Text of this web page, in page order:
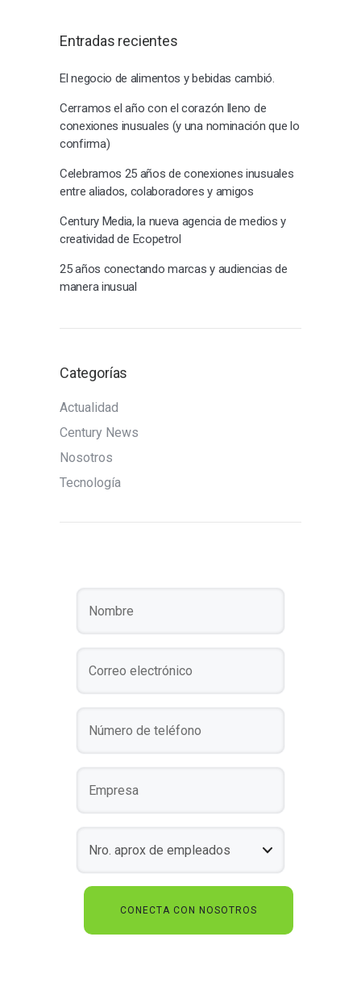
Entradas recientes
El negocio de alimentos y bebidas cambió.
Cerramos el año con el corazón lleno de
conexiones inusuales (y una nominación que lo
confirma)
Celebramos 25 años de conexiones inusuales
entre aliados, colaboradores y amigos
Century Media, la nueva agencia de medios y
creatividad de Ecopetrol
25 años conectando marcas y audiencias de
manera inusual
Categorías
Actualidad
Century News
Nosotros
Tecnología